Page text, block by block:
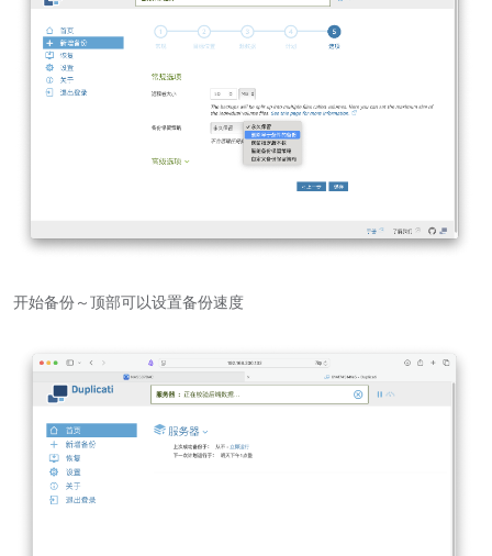
开始备份～顶部可以设置备份速度